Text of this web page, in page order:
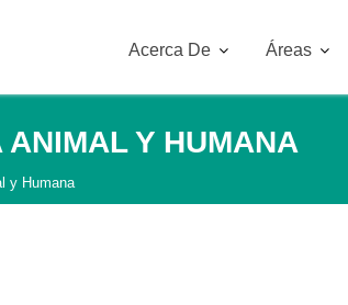
Acerca De Áreas
Y HUMANA
y Humana